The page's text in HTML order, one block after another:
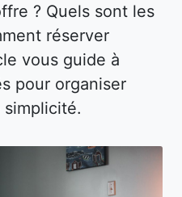
? Quels sont les
réserver
vous guide à
pour organiser